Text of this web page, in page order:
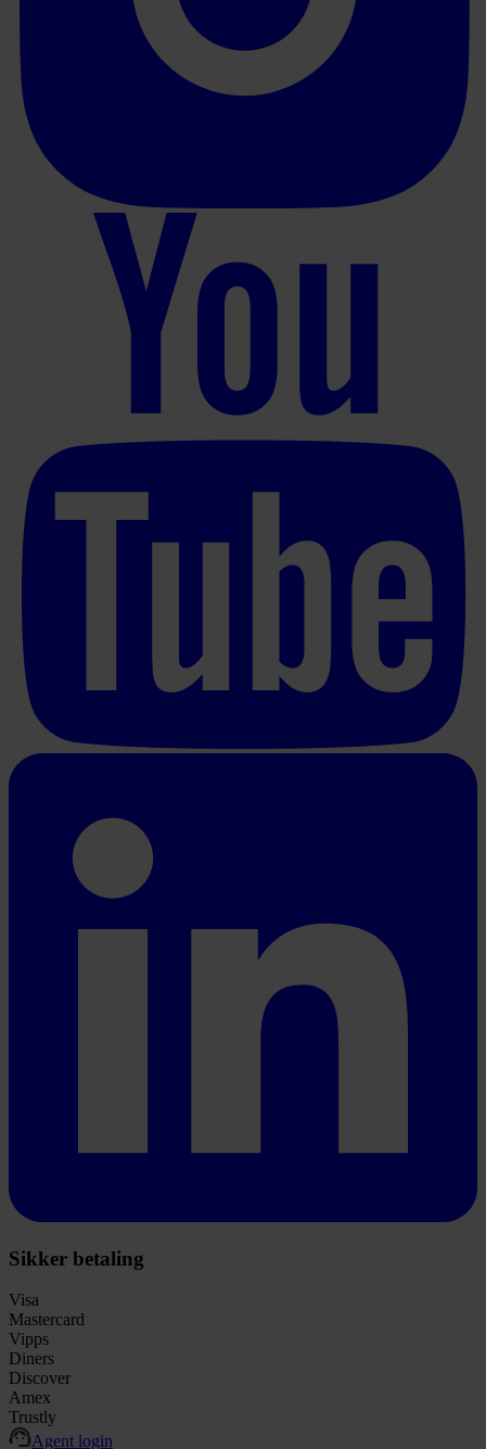
Sikker betaling
Visa
Mastercard
Vipps
Diners
Discover
Amex
Trustly
Agent login